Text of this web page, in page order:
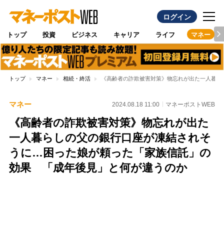
ログイン
トップ 投資 ビジネス キャリア ライフ マネー
トップ マネー 相続・終活 《高齢者の詐欺被害対策》物忘れが出た一人
マネー 2024.08.18 11:00 マネーポストWEB
《高齢者の詐欺被害対策》物忘れが出た
一人暮らしの父の銀行口座が凍結されそ
うに…困った娘が頼った「家族信託」の
効果 「成年後見」と何が違うのか